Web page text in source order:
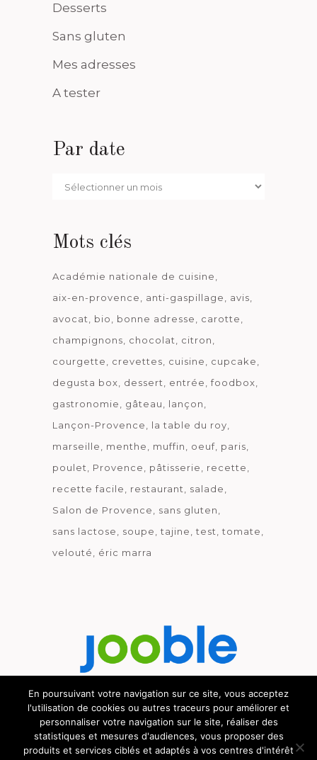
Desserts
Sans gluten
Mes adresses
A tester
Par date
Par
Mots clés
Académie nationale de cuisine
aix-en-provence
anti-gaspillage
avis
avocat
bio bonne adresse
carotte
champignons
chocolat
citron
courgette
crevettes cuisine
cupcake
degusta box
dessert entrée
foodbox
gastronomie
gâteau
lançon
Lançon-Provence
la table du roy
marseille
menthe muffin oeuf paris
poulet
Provence pâtisserie
recette
recette facile
restaurant
salade
Salon de Provence
sans gluten
sans lactose
soupe tajine test
tomate
velouté
éric marra
Découvrez le métier de la cuisine.
En poursuivant votre navigation sur ce site, vous acceptez
l'utilisation de cookies ou autres traceurs pour améliorer et
personnaliser votre navigation sur le site, réaliser des
statistiques et mesures d'audiences, vous proposer des
produits et services ciblés et adaptés à vos centres d'intérêt